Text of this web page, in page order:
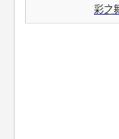
彩之